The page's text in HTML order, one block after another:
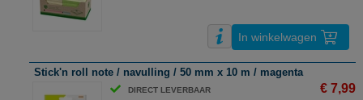
In winkelwagen
Stick'n roll note / navulling / 50 mm x 10 m / magenta
DIRECT LEVERBAAR € 7,99